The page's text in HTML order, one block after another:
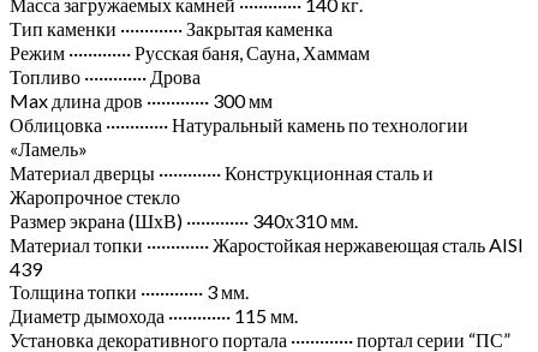
Тип каменки ············· Закрытая каменка
Режим ············· Русская баня, Сауна, Хаммам
Топливо ············· Дрова
Max длина дров ············· 300 мм
Облицовка ············· Натуральный камень по технологии
«Ламель»
Материал дверцы ············· Конструкционная сталь и
Жаропрочное стекло
Размер экрана (ШхВ) ············· 340х310 мм.
Материал топки ············· Жаростойкая нержавеющая сталь AISI
439
Толщина топки ············· 3 мм.
Диаметр дымохода ············· 115 мм.
Установка декоративного портала ············· портал серии “ПС”